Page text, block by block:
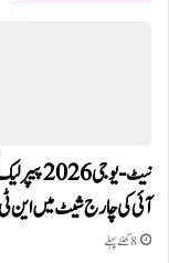
نیٹ-یو جی
آئی کی چارج شیٹ میں این
8 گھنٹے پہلے